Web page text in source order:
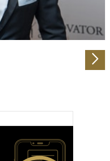
soziale Medien anbieten
unsere Website zu
wir Informationen zu Ihrer
an unsere Partner für
weiter. Unsere
möglicherweise mit